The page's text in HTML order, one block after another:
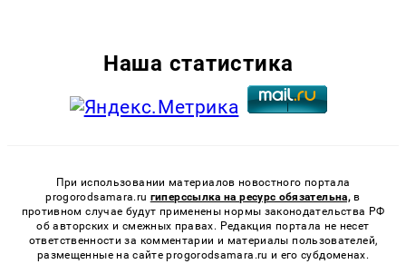
Наша статистика
При использовании материалов новостного портала
progorodsamara.ru гиперссылка на ресурс обязательна, в
противном случае будут применены нормы законодательства РФ
об авторских и смежных правах. Редакция портала не несет
ответственности за комментарии и материалы пользователей,
размещенные на сайте progorodsamara.ru и его субдоменах.